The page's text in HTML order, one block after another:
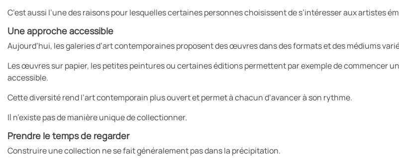
C’est aussi l’une des raisons pour lesquelles certaines personnes choisissent de s’intéresser aux artistes
Une approche accessible
Aujourd’hui, les galeries d’art contemporaines proposent des œuvres dans des formats et des médiums
Les œuvres sur papier, les petites peintures ou certaines éditions permettent par exemple de commencer
accessible.
Cette diversité rend l’art contemporain plus ouvert et permet à chacun d’avancer à son rythme.
Il n’existe pas de manière unique de collectionner.
Prendre le temps de regarder
Construire une collection ne se fait généralement pas dans la précipitation.